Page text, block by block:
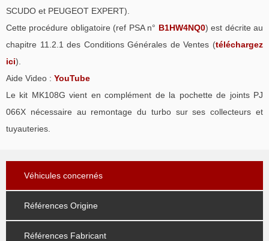
SCUDO et PEUGEOT EXPERT).
Cette procédure obligatoire (ref PSA n° B1HW4NQ0) est décrite au
chapitre 11.2.1 des Conditions Générales de Ventes (téléchargez
ici).
Aide Video : YouTube
Le kit MK108G vient en complément de la pochette de joints PJ
066X nécessaire au remontage du turbo sur ses collecteurs et
tuyauteries.
Véhicules concernés
Références Origine
Références Fabricant